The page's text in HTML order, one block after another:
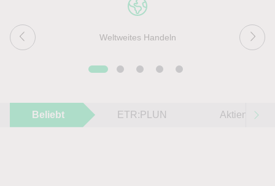
Weltweites Handeln
Beliebt ETR:PLUN Aktien im